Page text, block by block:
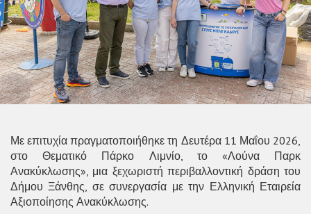
Με επιτυχία πραγματοποιήθηκε τη Δευτέρα 11 Μαΐου 2026,
στο Θεματικό Πάρκο Λιμνίο, το «Λούνα Παρκ
Ανακύκλωσης», μια ξεχωριστή περιβαλλοντική δράση του
Δήμου Ξάνθης, σε συνεργασία με την Ελληνική Εταιρεία
Αξιοποίησης Ανακύκλωσης.